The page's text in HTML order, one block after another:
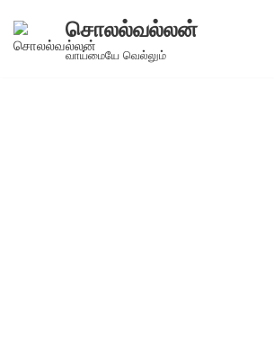
Skip
சொலல்வல்லன்
வாய்மையே வெல்லும்